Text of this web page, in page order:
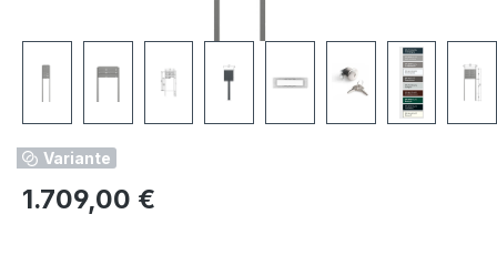
Variante
Regulärer Preis:
1.709,00 €